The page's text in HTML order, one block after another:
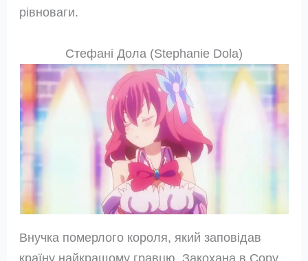
рівноваги.
Стефані Дола (Stephanie Dola)
Внучка померлого короля, який заповідав
країну найкращому гравцю. Закохана в Сору,